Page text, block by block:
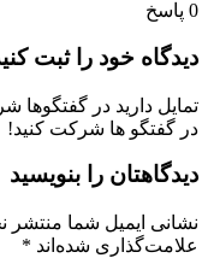
خود را ثبت کنید
دارید در گفتگوها شرکت
ها شرکت کنید!
را بنویسید
ایمیل شما منتشر نخواهد
شده‌اند*